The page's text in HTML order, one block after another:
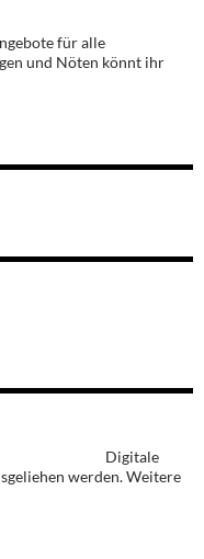
für alle
und Nöten könnt ihr
Digitale
werden. Weitere